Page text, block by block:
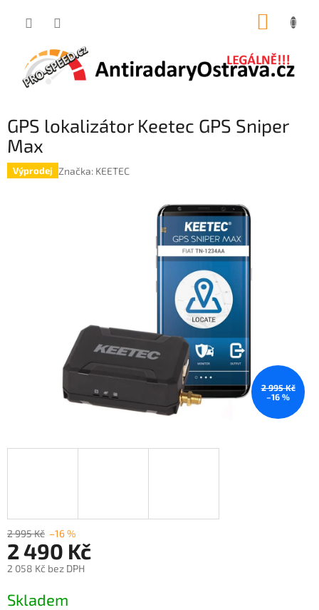
GPS lokalizátor Keetec GPS Sniper
Max
Výprodej Značka: KEETEC
2 995 Kč
–16 %
2 995 Kč –16 %
2 490 Kč
2 058 Kč bez DPH
cena:
Skladem